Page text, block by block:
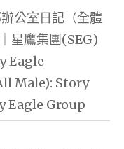
公室日記（全體
星鷹集團(SEG)
Eagle
Male): Story
Eagle Group